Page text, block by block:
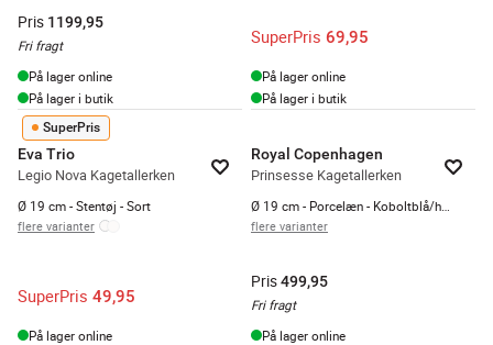
Pris 1199,95
Fri fragt
På lager online
På lager i butik
SuperPris 69,95
På lager online
På lager i butik
SuperPris
Eva Trio
Legio Nova Kagetallerken
Ø 19 cm - Stentøj - Sort
flere varianter
SuperPris 49,95
På lager online
Royal Copenhagen
Prinsesse Kagetallerken
flere varianter
Pris499,95
Fri fragt
På lager online